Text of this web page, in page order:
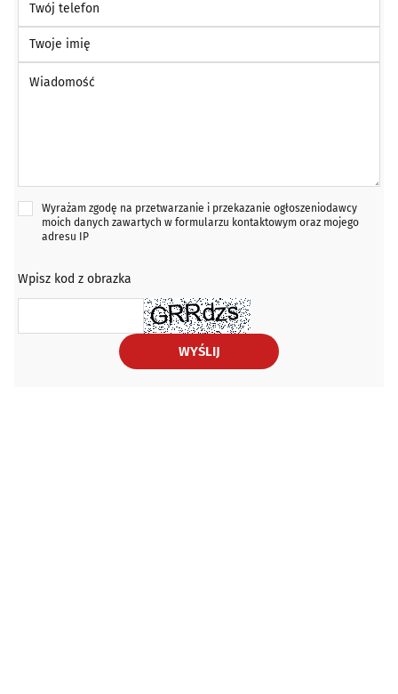
Twoje imię
Wyrażam zgodę na przetwarzanie i przekazanie ogłoszeniodawcy
moich danych zawartych w formularzu kontaktowym oraz mojego
adresu IP
Wpisz kod z obrazka
WYŚLIJ